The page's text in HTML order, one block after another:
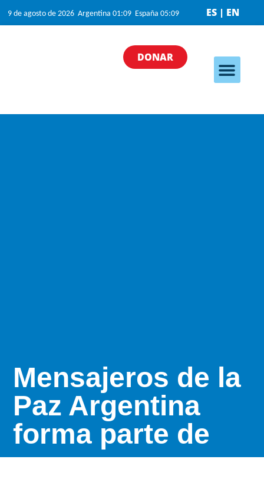
9 de agosto de 2026 Argentina 01:09 España 05:09 ES | EN
DONAR
Mensajeros de la
Paz Argentina
forma parte de